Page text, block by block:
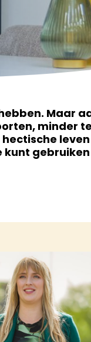
Maar
minder
gebruiken